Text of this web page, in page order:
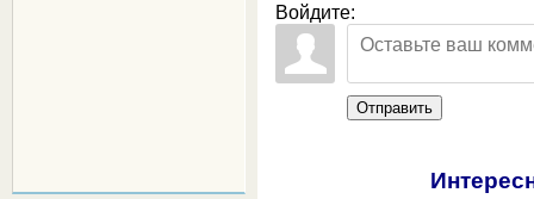
Войдите:
Отправить